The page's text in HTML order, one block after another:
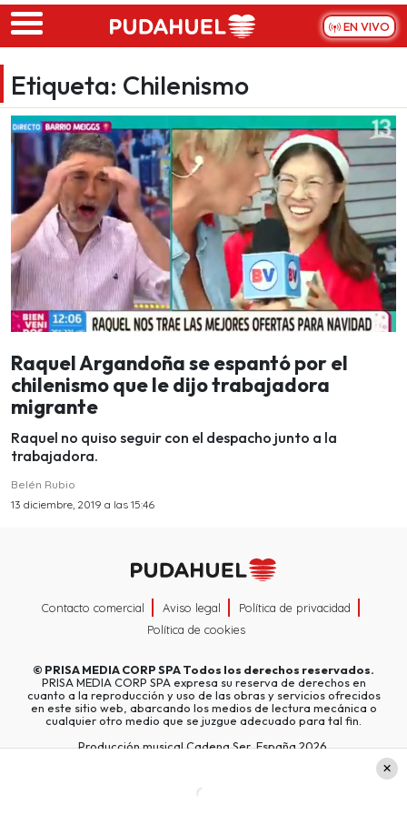
Skip to main content
EN VIVO
Etiqueta: Chilenismo
Raquel Argandoña se espantó por el
chilenismo que le dijo trabajadora
migrante
Raquel no quiso seguir con el despacho junto a la
trabajadora.
Belén Rubio
13 diciembre, 2019 a las 15:46
Contacto comercial Aviso legal
Política de privacidad
Política de cookies
© PRISA MEDIA CORP SPATodos los derechos reservados.
PRISA MEDIA CORP SPA expresa su reserva de derechos en
cuanto a la reproducción y uso de las obras y servicios ofrecidos
en este sitio web, abarcando los medios de lectura mecánica o
cualquier otro medio que se juzgue adecuado para tal fin.
Producción musical Cadena Ser, España 2026.